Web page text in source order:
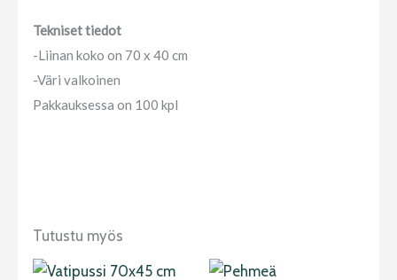
Tekniset tiedot
-Liinan koko on 70 x 40 cm
-Väri valkoinen
Pakkauksessa on 100 kpl
Tutustu myös